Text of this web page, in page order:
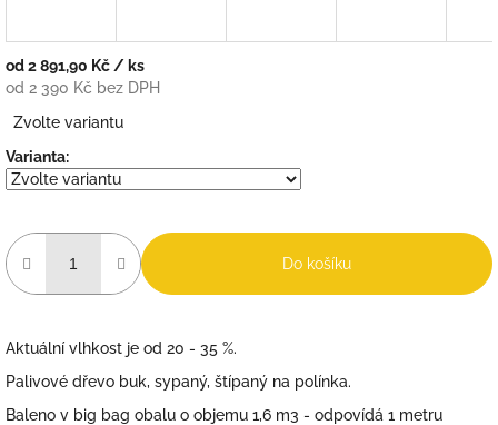
od2 891,90 Kč / ks
od 2 390 Kč bez DPH
cena:
Zvolte variantu
Varianta:
Do košíku
Aktuální vlhkost je od 20 - 35 %.
Palivové dřevo buk, sypaný, štípaný na polínka.
Baleno v big bag obalu o objemu 1,6 m3 - odpovídá 1 metru